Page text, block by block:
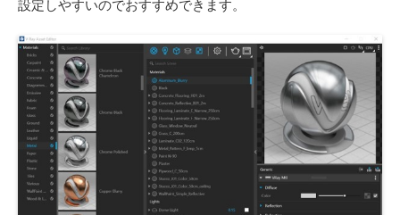
設定しやすいのでおすすめできます。